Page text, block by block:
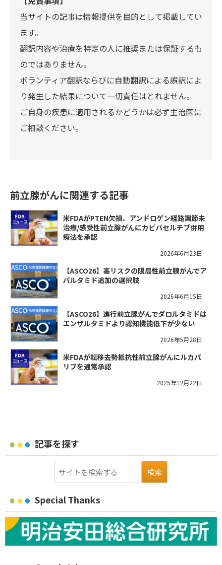
当サイトの記事は情報提供を目的として掲載してい
ます。
翻訳内容や治療を特定の人に推奨または保証するも
のではありません。
ボランティア翻訳ならびに自動翻訳による誤訳によ
り発生した結果について一切責任はとれません。
ご自身の疾患に適用されるかどうかは必ず主治医に
ご相談ください。
前立腺がんに関連する記事
米FDAがPTEN欠損、アンドロゲン経路調節未
治療/感受性前立腺がんにカピバセルチブ併用
療法を承認
2026年6月23日
【ASCO26】高リスクの限局性前立腺がんでア
パルタミド追加の選択肢
2026年6月15日
【ASCO26】進行前立腺がんでダロルタミドは
エンザルタミドより認知機能低下が少ない
2026年5月28日
米FDAが転移去勢抵抗性前立腺がんにルカパ
リブを通常承認
2025年12月22日
記事を探す
Special Thanks